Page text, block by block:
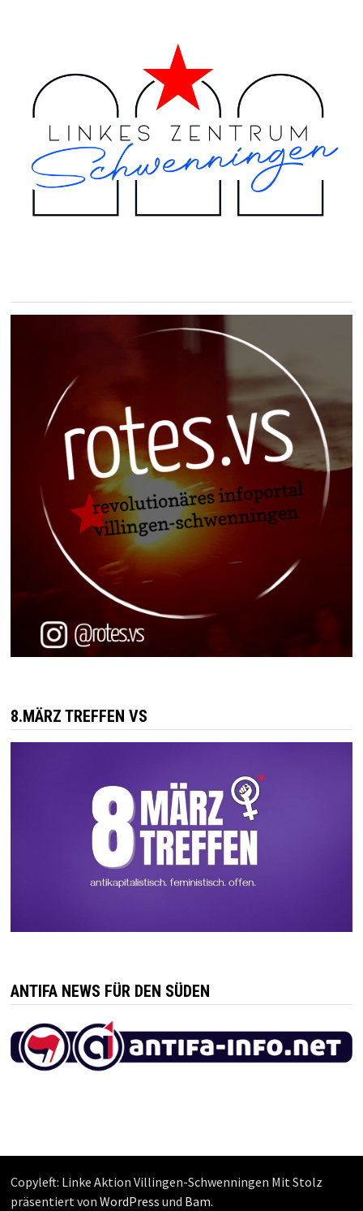
8.MÄRZ TREFFEN VS
ANTIFA NEWS FÜR DEN SÜDEN
Copyleft: Linke Aktion Villingen-Schwenningen Mit Stolz
präsentiert von WordPress und Bam.